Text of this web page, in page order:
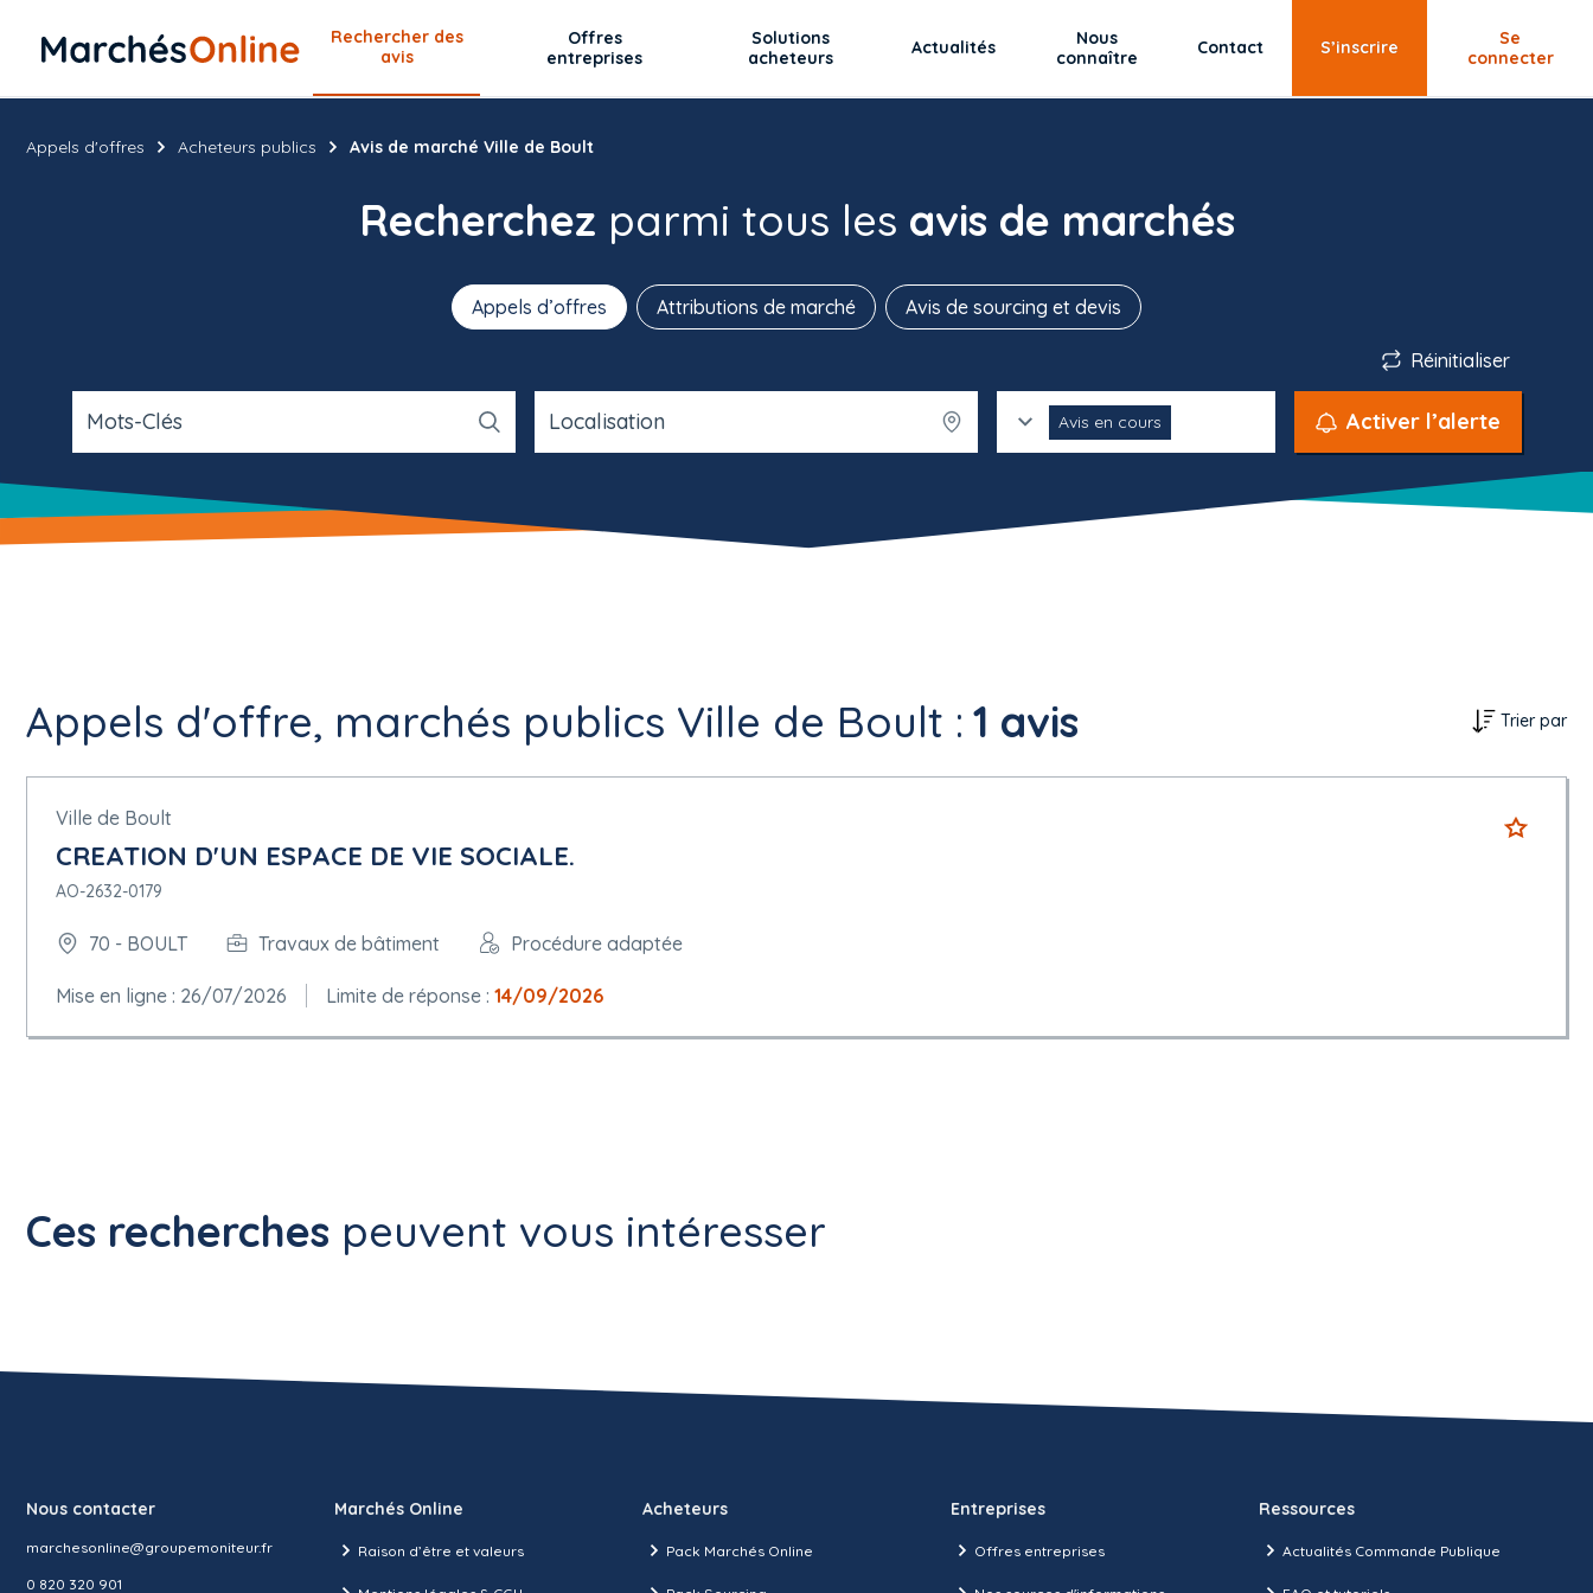
Rechercher des
avis
Offres
entreprises
Solutions
acheteurs
Actualités
Nous
connaître
Contact S’inscrire
Se
connecter
Recherchez parmi tous les avis de marchés
Appels d’offres Attributions de marché Avis de sourcing et devis
Réinitialiser
Mots-Clés Localisation Avis en cours Activer l’alerte
Appels d'offres Acheteurs publics Avis de marché Ville de Boult
Appels d'offre, marchés publics Ville de Boult : 1 avis Trier par
Ville de Boult
CREATION D'UN ESPACE DE VIE SOCIALE.
AO-2632-0179
70 - BOULT Travaux de bâtiment Procédure adaptée
Mise en ligne : 26/07/2026 Limite de réponse : 14/09/2026
Ces recherches peuvent vous intéresser
Nous contacter
marchesonline@groupemoniteur.fr
0 820 320 901
Marchés Online
Raison d’être et valeurs
Acheteurs
Pack Marchés Online
Entreprises
Offres entreprises
Ressources
Actualités Commande Publique